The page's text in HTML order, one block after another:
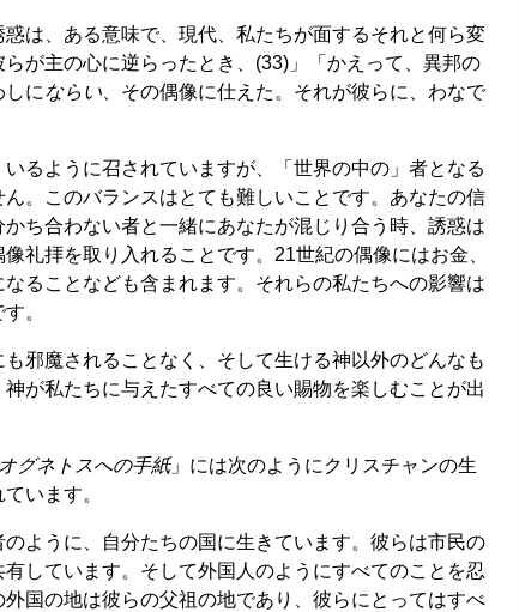
は、ある意味で、現代、私たちが面するそれと何ら変
が主の心に逆らったとき、(33)」「かえって、異邦の
しにならい 、その偶像に仕えた。それが彼らに、わなで
るように召されていますが、「世界の中の」者となる
。このバランスはとても難しいことです。あなたの信
ち合わない者と一緒にあなたが混じり合う時、誘惑は
礼拝を取り入れることです。21世紀の偶像にはお金、
ることなども含まれます。それらの私たちへの影響は
。
邪魔されることなく、そして生ける神以外のどんなも
が私たちに与えたすべての良い賜物を楽しむことが出
グネトスへの手紙」には次のようにクリスチャンの生
います。
のように、自分たちの国に生きています。彼らは市民の
しています。そして外国人のようにすべてのことを忍
国の地は彼らの父祖の地であり、彼らにとってはすべ